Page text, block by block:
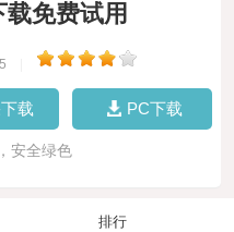
免费试用
载 PC下载
安全绿色
排行